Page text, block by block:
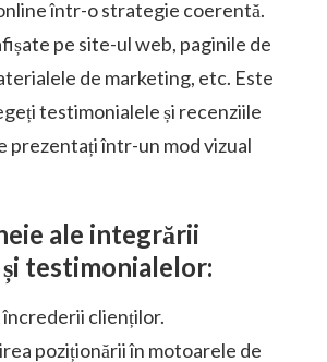
într-o strategie coerentă.
pe site-ul web, paginile de
de marketing, etc. Este
testimonialele și recenziile
prezentați într-un mod vizual
ale integrării
testimonialelor:
clienților.
poziționării în motoarele de